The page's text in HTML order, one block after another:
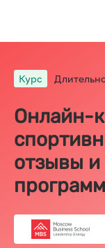
Курс
Онлайн-
отзывы